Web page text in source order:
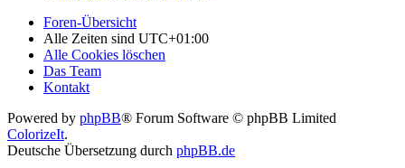
Foren-Übersicht
Alle Zeiten sind UTC+01:00
Alle Cookies löschen
Das Team
Kontakt
Powered by phpBB® Forum Software © phpBB Limited
ColorizeIt.
Deutsche Übersetzung durch phpBB.de